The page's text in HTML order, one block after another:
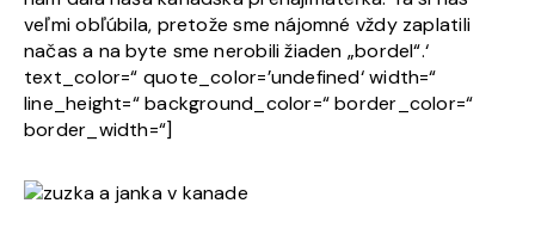
veľmi obľúbila, pretože sme nájomné vždy zaplatili
načas a na byte sme nerobili žiaden „bordel“.‘
text_color=“ quote_color=’undefined‘ width=“
line_height=“ background_color=“ border_color=“
border_width=“]